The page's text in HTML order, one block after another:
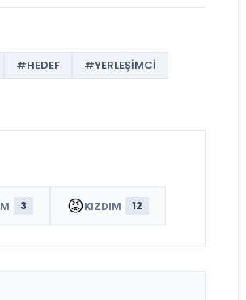
#HEDEF
#YERLEŞIMCI
3 😡KIZDIM 12